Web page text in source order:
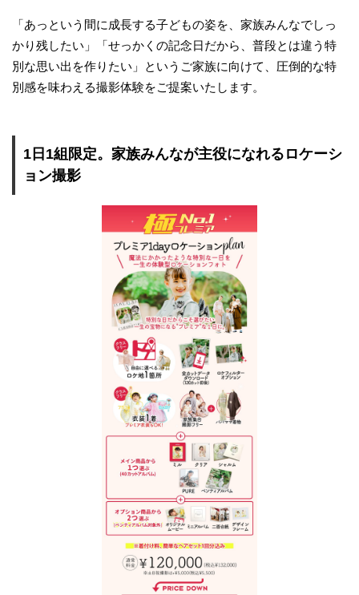
「あっという間に成長する子どもの姿を、家族みんなでしっ
かり残したい」「せっかくの記念日だから、普段とは違う特
別な思い出を作りたい」というご家族に向けて、圧倒的な特
別感を味わえる撮影体験をご提案いたします。
1日1組限定。家族みんなが主役になれるロケーシ
ョン撮影